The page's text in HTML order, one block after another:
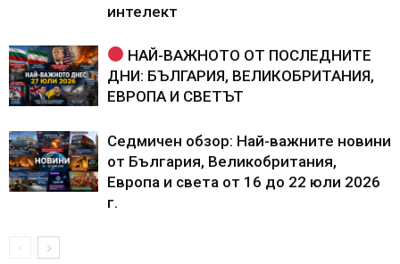
интелект
НАЙ-ВАЖНОТО ОТ ПОСЛЕДНИТЕ
ДНИ: БЪЛГАРИЯ, ВЕЛИКОБРИТАНИЯ,
ЕВРОПА И СВЕТЪТ
Седмичен обзор: Най-важните новини
от България, Великобритания,
Европа и света от 16 до 22 юли 2026
г.